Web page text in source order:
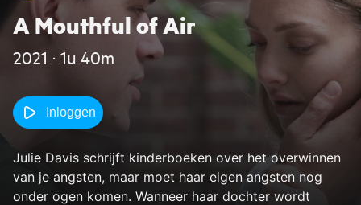
A Mouthful of Air
2021 ‧ 1u 40m
Inloggen
Julie Davis schrijft kinderboeken over het overwinnen
van je angsten, maar moet haar eigen angsten nog
onder ogen komen. Wanneer haar dochter wordt